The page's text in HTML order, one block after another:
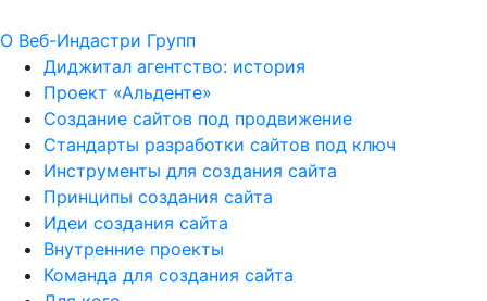
О Веб-Индастри Групп
Диджитал агентство: история
Проект «Альденте»
Создание сайтов под продвижение
Стандарты разработки сайтов под ключ
Инструменты для создания сайта
Принципы создания сайта
Идеи создания сайта
Внутренние проекты
Команда для создания сайта